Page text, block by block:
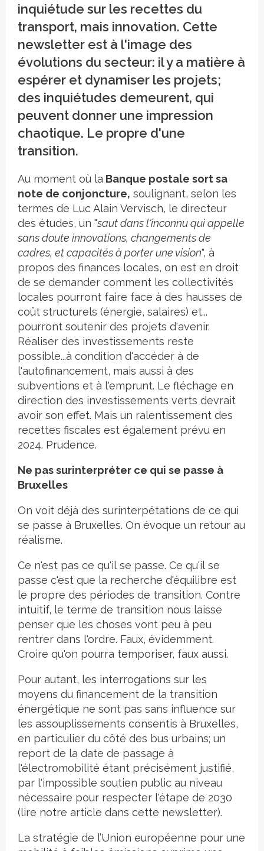
inquiétude sur les recettes du
transport, mais innovation. Cette
newsletter est à l'image des
évolutions du secteur: il y a matière à
espérer et dynamiser les projets;
des inquiétudes demeurent, qui
peuvent donner une impression
chaotique. Le propre d'une
transition.
Au moment où la Banque postale sort sa
note de conjoncture, soulignant, selon les
termes de Luc Alain Vervisch, le directeur
des études, un "saut dans l'inconnu qui appelle
sans doute innovations, changements de
cadres, et capacités à porter une vision", à
propos des finances locales, on est en droit
de se demander comment les collectivités
locales pourront faire face à des hausses de
coût structurels (énergie, salaires) et...
pourront soutenir des projets d'avenir.
Réaliser des investissements reste
possible...à condition d'accéder à de
l'autofinancement, mais aussi à des
subventions et à l'emprunt. Le fléchage en
direction des investissements verts devrait
avoir son effet. Mais un ralentissement des
recettes fiscales est également prévu en
2024. Prudence.
Ne pas surinterpréter ce qui se passe à
Bruxelles
On voit déjà des surinterpétations de ce qui
se passe à Bruxelles. On évoque un retour au
réalisme.
Ce n'est pas ce qu'il se passe. Ce qu'il se
passe c'est que la recherche d'équilibre est
le propre des périodes de transition. Contre
intuitif, le terme de transition nous laisse
penser que les choses vont peu à peu
rentrer dans l'ordre. Faux, évidemment.
Croire qu'on pourra temporiser, faux aussi.
Pour autant, les interrogations sur les
moyens du financement de la transition
énergétique ne sont pas sans influence sur
les assouplissements consentis à Bruxelles,
en particulier du côté des bus urbains; un
report de la date de passage à
l'électromobilité étant précisément justifié,
par l'impossible soutien public au niveau
nécessaire pour respecter l'étape de 2030
(lire notre article dans cette newsletter).
La stratégie de l’Union européenne pour une